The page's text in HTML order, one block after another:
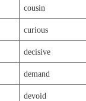
cousin
curious
decisive
demand
devoid